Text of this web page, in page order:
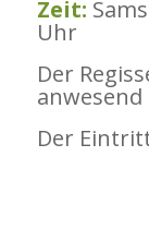
Zeit:
Uhr
Der
anwesend
Der